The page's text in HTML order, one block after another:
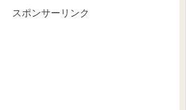
スポンサーリンク